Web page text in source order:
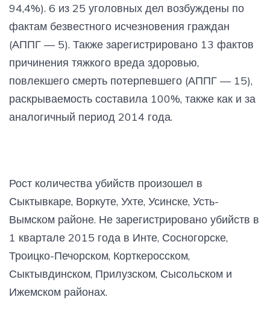
94,4%). 6 из 25 уголовных дел возбуждены по
фактам безвестного исчезновения граждан
(АППГ — 5). Также зарегистрировано 13 фактов
причинения тяжкого вреда здоровью,
повлекшего смерть потерпевшего (АППГ — 15),
раскрываемость составила 100%, также как и за
аналогичный период 2014 года.
Рост количества убийств произошел в
Сыктывкаре, Воркуте, Ухте, Усинске, Усть-
Вымском районе. Не зарегистрировано убийств в
1 квартале 2015 года в Инте, Сосногорске,
Троицко-Печорском, Корткеросском,
Сыктывдинском, Прилузском, Сысольском и
Ижемском районах.